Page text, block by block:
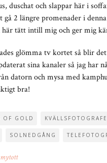
duschat och slappar här i
gå 2 längre promenader i
här tätt intill mig och ger mig
glömma tv kortet så blir
sina kanaler så jag har
datorn och mysa med
bra!
OF GOLD
SOLNEDGÅNG